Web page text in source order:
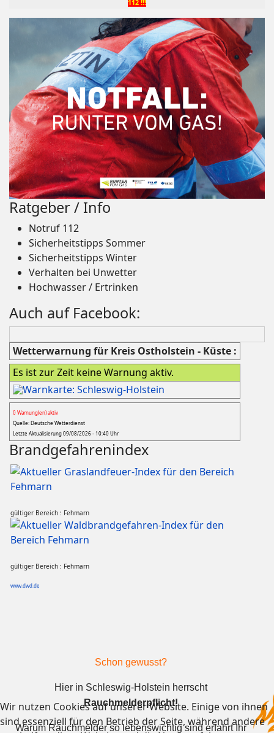
112 !!!
Ratgeber / Info
Notruf 112
Sicherheitstipps Sommer
Sicherheitstipps Winter
Verhalten bei Unwetter
Hochwasser / Ertrinken
Auch auf Facebook:
Wetterwarnung für Kreis Ostholstein - Küste :
Es ist zur Zeit keine Warnung aktiv.
0 Warnung(en) aktiv
Quelle: Deutsche Wetterdienst
Letzte Aktualisierung 09/08/2026 - 10:40 Uhr
Brandgefahrenindex
gültiger Bereich : Fehmarn
gültiger Bereich : Fehmarn
www.dwd.de
Schon gewusst?
Hier in Schleswig-Holstein herrscht
Rauchmelderpflicht!
Warum Rauchmelder so lebenswichtig sind erfahrt Ihr
Wir nutzen Cookies auf unserer Website. Einige von ihnen
sind essenziell für den Betrieb der Seite, während andere